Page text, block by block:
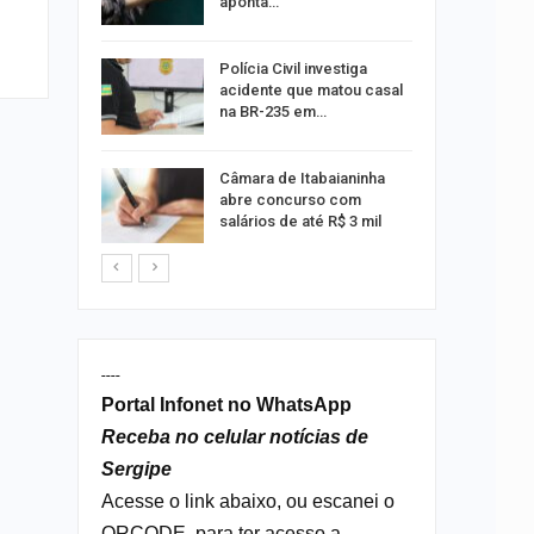
Polícia Civil investiga
acidente que matou casal
na BR-235 em…
Câmara de Itabaianinha
abre concurso com
salários de até R$ 3 mil
----
Portal Infonet no WhatsApp
Receba no celular notícias de
Sergipe
Acesse o link abaixo, ou escanei o